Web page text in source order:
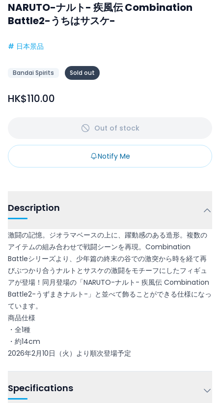
NARUTO-ナルト- 疾風伝 Combination
Battle2-うちはサスケ-
# 日本景品
Bandai Spirits Sold out
HK$110.00
Out of stock
Notify Me
Description
激闘の記憶。ジオラマベースの上に、躍動感のある造形。複数の
アイテムの組み合わせで戦闘シーンを再現。Combination
Battleシリーズより、少年篇の終末の谷での激突から時を経て再
びぶつかり合うナルトとサスケの激闘をモチーフにしたフィギュ
アが登場！同月登場の「NARUTO-ナルト- 疾風伝 Combination
Battle2-うずまきナルト-」と並べて飾ることができる仕様になっ
ています。
商品仕様
・全1種
・約14cm
2026年2月10日（火）より順次登場予定
Specifications